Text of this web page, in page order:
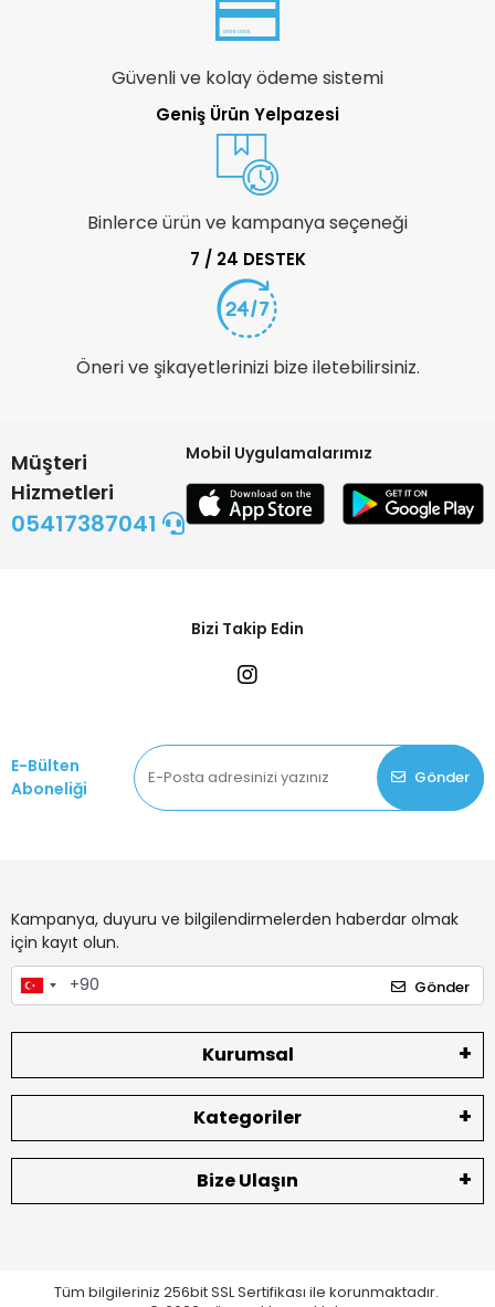
Güvenli ve kolay ödeme sistemi
Geniş Ürün Yelpazesi
Binlerce ürün ve kampanya seçeneği
7 / 24 DESTEK
Öneri ve şikayetlerinizi bize iletebilirsiniz.
Müşteri
Hizmetleri
05417387041
Mobil Uygulamalarımız
Bizi Takip Edin
E-Bülten
Aboneliği
Gönder
Kampanya, duyuru ve bilgilendirmelerden haberdar olmak
için kayıt olun.
Gönder
Kurumsal
Kategoriler
Bize Ulaşın
Tüm bilgileriniz 256bit SSL Sertifikası ile korunmaktadır.